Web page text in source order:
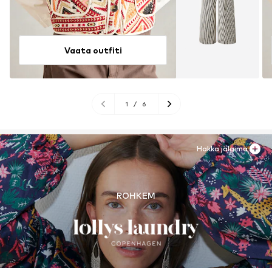
Vaata outfiti
1 / 6
ROHKEM
Hakka jälgima